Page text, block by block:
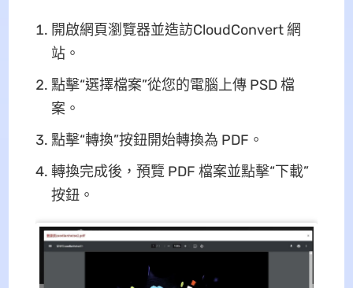
開啟網頁瀏覽器並造訪CloudConvert 網
站。
點擊“選擇檔案”從您的電腦上傳 PSD 檔
案。
點擊“轉換”按鈕開始轉換為 PDF。
轉換完成後，預覽 PDF 檔案並點擊“下載”
按鈕。